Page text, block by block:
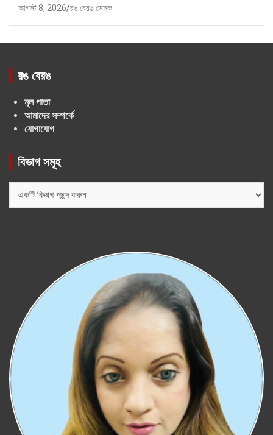
আগস্ট 8, 2026 রঙ বেরঙ ডেস্ক
রঙ বেরঙ
মূল পাতা
আমাদের সম্পর্কে
যোগাযোগ
বিভাগ সমূহ